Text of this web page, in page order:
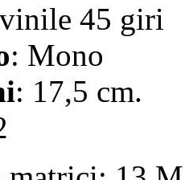
45 giri
: Mono
: 17,5 cm.